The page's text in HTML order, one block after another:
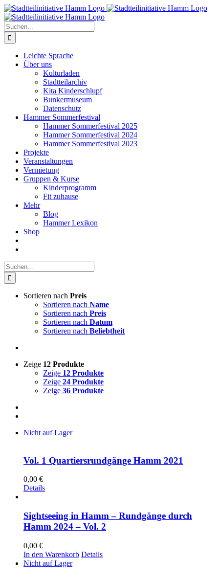
Zum
Inhalt
springen
Suche
nach:
Leichte Sprache
Über uns
Kulturladen
Stadtteilarchiv
Kita Kinderschlupf
Bunkermuseum
Datenschutz
Hammer Sommerfestival
Hammer Sommerfestival 2025
Hammer Sommerfestival 2024
Hammer Sommerfestival 2023
Projekte
Veranstaltungen
Vermietung
Gruppen & Kurse
Kinderprogramm
Fit zuhause
Mehr
Blog
Hammer Lexikon
Shop
Suche
nach:
Sortieren nach Preis
Sortieren nach Name
Sortieren nach Preis
Sortieren nach Datum
Sortieren nach Beliebtheit
Zeige 12 Produkte
Zeige 12 Produkte
Zeige 24 Produkte
Zeige 36 Produkte
Nicht auf Lager
Vol. 1 Quartiersrundgänge Hamm 2021
0,00 €
Details
Sightseeing in Hamm – Rundgänge durch
Hamm 2024 – Vol. 2
0,00 €
In den Warenkorb Details
Nicht auf Lager